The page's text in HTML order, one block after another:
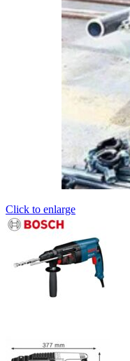
Click to enlarge